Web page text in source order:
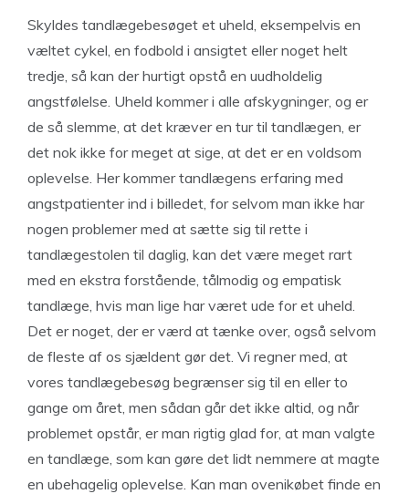
Skyldes tandlægebesøget et uheld, eksempelvis en
væltet cykel, en fodbold i ansigtet eller noget helt
tredje, så kan der hurtigt opstå en uudholdelig
angstfølelse. Uheld kommer i alle afskygninger, og er
de så slemme, at det kræver en tur til tandlægen, er
det nok ikke for meget at sige, at det er en voldsom
oplevelse. Her kommer tandlægens erfaring med
angstpatienter ind i billedet, for selvom man ikke har
nogen problemer med at sætte sig til rette i
tandlægestolen til daglig, kan det være meget rart
med en ekstra forstående, tålmodig og empatisk
tandlæge, hvis man lige har været ude for et uheld.
Det er noget, der er værd at tænke over, også selvom
de fleste af os sjældent gør det. Vi regner med, at
vores tandlægebesøg begrænser sig til en eller to
gange om året, men sådan går det ikke altid, og når
problemet opstår, er man rigtig glad for, at man valgte
en tandlæge, som kan gøre det lidt nemmere at magte
en ubehagelig oplevelse. Kan man ovenikøbet finde en